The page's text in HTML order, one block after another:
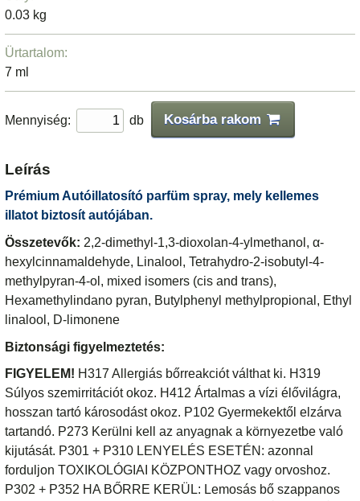
0.03 kg
Ürtartalom:
7 ml
Mennyiség: db Kosárba rakom
Leírás
Prémium Autóillatosító parfüm spray, mely kellemes
illatot biztosít autójában.
Összetevők: 2,2-dimethyl-1,3-dioxolan-4-ylmethanol, α-
hexylcinnamaldehyde, Linalool, Tetrahydro-2-isobutyl-4-
methylpyran-4-ol, mixed isomers (cis and trans),
Hexamethylindano pyran, Butylphenyl methylpropional, Ethyl
linalool, D-limonene
Biztonsági figyelmeztetés:
FIGYELEM! H317 Allergiás bőrreakciót válthat ki. H319
Súlyos szemirritációt okoz. H412 Ártalmas a vízi élővilágra,
hosszan tartó károsodást okoz. P102 Gyermekektől elzárva
tartandó. P273 Kerülni kell az anyagnak a környezetbe való
kijutását. P301 + P310 LENYELÉS ESETÉN: azonnal
forduljon TOXIKOLÓGIAI KÖZPONTHOZ vagy orvoshoz.
P302 + P352 HA BŐRRE KERÜL: Lemosás bő szappanos